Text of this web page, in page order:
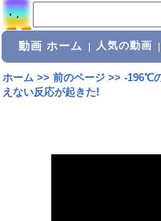
動画 ホーム 人気の動画
ホーム>> 前のページ>> -196℃
えない反応が起きた!